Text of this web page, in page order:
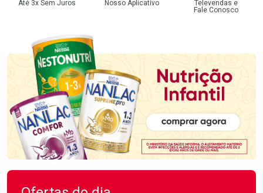
Até 3x Sem Juros
Nosso Aplicativo
Televendas e
Fale Conosco